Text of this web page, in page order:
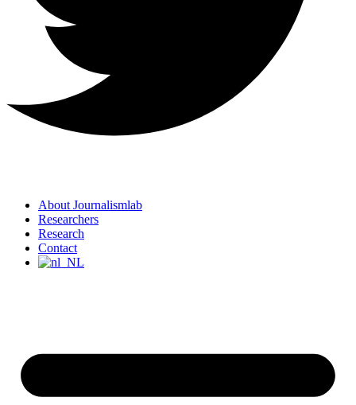
About Journalismlab
Researchers
Research
Contact